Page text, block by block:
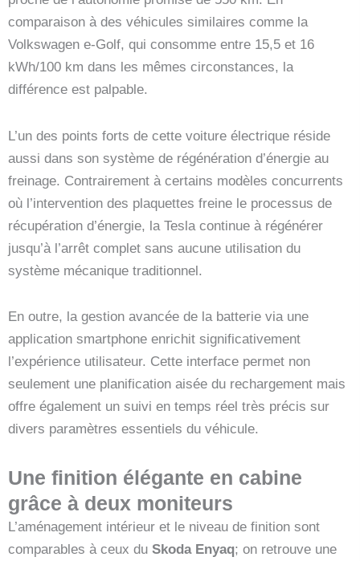
comparaison à des véhicules similaires comme la
Volkswagen e-Golf, qui consomme entre 15,5 et 16
kWh/100 km dans les mêmes circonstances, la
différence est palpable.
L’un des points forts de cette voiture électrique réside
aussi dans son système de régénération d’énergie au
freinage. Contrairement à certains modèles concurrents
où l’intervention des plaquettes freine le processus de
récupération d’énergie, la Tesla continue à régénérer
jusqu’à l’arrêt complet sans aucune utilisation du
système mécanique traditionnel.
En outre, la gestion avancée de la batterie via une
application smartphone enrichit significativement
l’expérience utilisateur. Cette interface permet non
seulement une planification aisée du rechargement mais
offre également un suivi en temps réel très précis sur
divers paramètres essentiels du véhicule.
Une finition élégante en cabine
grâce à deux moniteurs
L’aménagement intérieur et le niveau de finition sont
comparables à ceux du Skoda Enyaq; on retrouve une